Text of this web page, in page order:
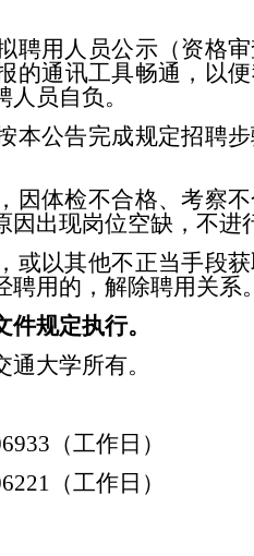
聘用人员公示（资格
的通讯工具畅通，以
人员自负。
本公告完成规定招聘
因体检不合格、考察
出现岗位空缺， 不进
或以其他不正当手段
用的，解除聘用关系。
规定执行。
通大学所有。
6933 （工作日）
（工作日）